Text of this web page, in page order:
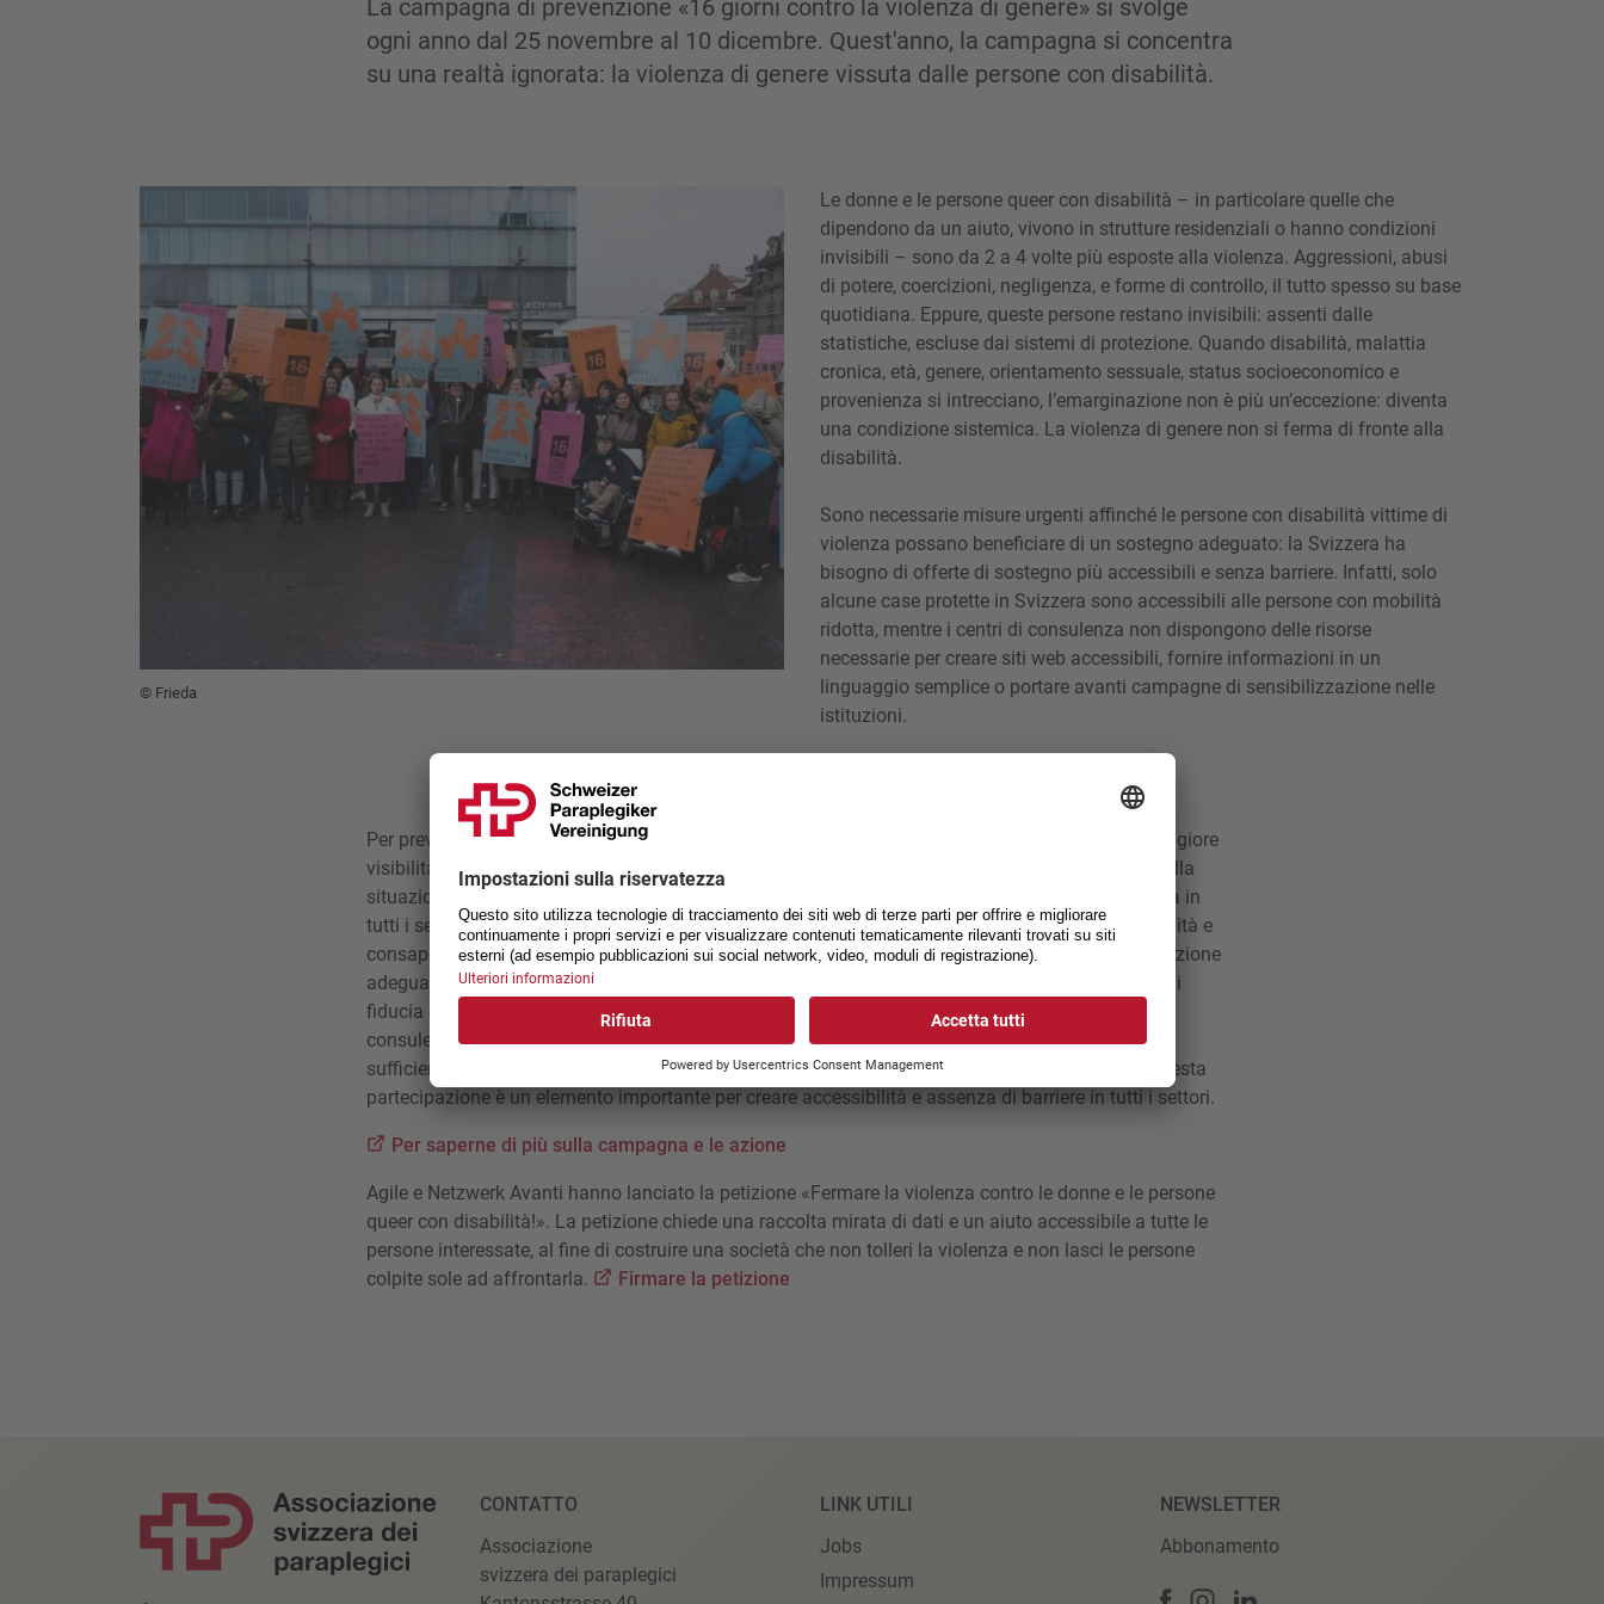
La campagna di prevenzione «16 giorni contro la violenza di genere» si svolge
ogni anno dal 25 novembre al 10 dicembre. Quest'anno, la campagna si concentra
su una realtà ignorata: la violenza di genere vissuta dalle persone con disabilità.
© Frieda
Le donne e le persone queer con disabilità – in particolare quelle che
dipendono da un aiuto, vivono in strutture residenziali o hanno condizioni
invisibili – sono da 2 a 4 volte più esposte alla violenza. Aggressioni, abusi
di potere, coercizioni, negligenza, e forme di controllo, il tutto spesso su base
quotidiana. Eppure, queste persone restano invisibili: assenti dalle
statistiche, escluse dai sistemi di protezione. Quando disabilità, malattia
cronica, età, genere, orientamento sessuale, status socioeconomico e
provenienza si intrecciano, l’emarginazione non è più un’eccezione: diventa
una condizione sistemica. La violenza di genere non si ferma di fronte alla
disabilità.
Sono necessarie misure urgenti affinché le persone con disabilità vittime di
violenza possano beneficiare di un sostegno adeguato: la Svizzera ha
bisogno di offerte di sostegno più accessibili e senza barriere. Infatti, solo
alcune case protette in Svizzera sono accessibili alle persone con mobilità
ridotta, mentre i centri di consulenza non dispongono delle risorse
necessarie per creare siti web accessibili, fornire informazioni in un
linguaggio semplice o portare avanti campagne di sensibilizzazione nelle
istituzioni.
Per prevenire la violenza e fornire un sostegno adeguato alle persone interessate, occorrono maggiore
visibilità e informazione, cambiamenti sociali, risorse finanziarie sufficienti, un miglioramento della
situazione giuridica e una maggiore partecipazione e rappresentanza delle persone con disabilità in
tutti i settori. Infatti, per portare avanti questa questione a livello politico, occorre maggiore visibilità e
consapevolezza dell’urgenza della situazione da parte della popolazione. Per garantire una protezione
adeguata nelle istituzioni e nelle strutture di accoglienza, è necessario sensibilizzare le persone di
fiducia e il personale coinvolto. Formazioni specifiche per il personale specializzato, servizi di
consulenza e sostegno più accessibili per le persone interessate richiedono risorse finanziarie
sufficienti. Se le persone con disabilità sono anche più visibili e rappresentate in molti settori, questa
partecipazione è un elemento importante per creare accessibilità e assenza di barriere in tutti i settori.
Per saperne di più sulla campagna e le azione
Agile e Netzwerk Avanti hanno lanciato la petizione «Fermare la violenza contro le donne e le persone
queer con disabilità!». La petizione chiede una raccolta mirata di dati e un aiuto accessibile a tutte le
persone interessate, al fine di costruire una società che non tolleri la violenza e non lasci le persone
colpite sole ad affrontarla.
Firmare la petizione
CONTATTO
Associazione
svizzera dei paraplegici
LINK UTILI
Jobs
Impressum
NEWSLETTER
Abbonamento